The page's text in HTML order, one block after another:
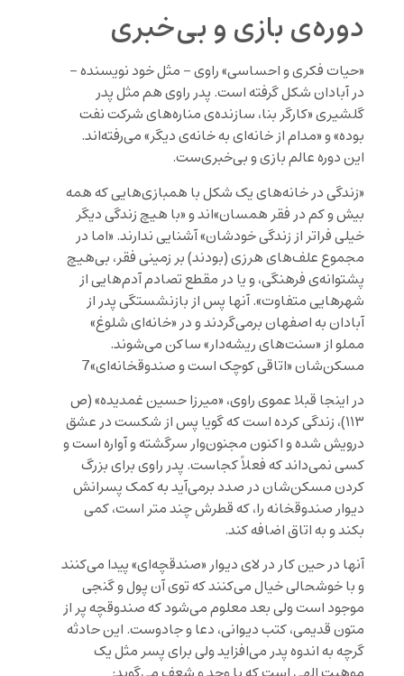
دوره‌ی بازی و بی‌خبری
«حیات فکری و احساسی» راوی – مثل خود نویسنده –
در آبادان شکل گرفته است. پدر راوی هم مثل پدر
گلشیری «کارگر بنا، سازنده‌ی مناره‌های شرکت نفت
بوده» و «مدام از خانه‌ای به خانه‌ی دیگر» می‌رفته‌اند.
این دوره عالم بازی و بی‌خبری‌ست.
«زندگی در خانه‌های یک شکل با همبازی‌هایی که همه
بیش و کم در فقر همسان»اند و «با هیچ زندگی دیگر
خیلی فراتر از زندگی خودشان» آشنایی ندارند. «اما در
مجموع علف‌های هرزی (بودند) بر زمینی فقر، بی‌هیچ
پشتوانه‌ی فرهنگی، و یا در مقطع تصادم آدم‌هایی از
شهرهایی متفاوت». آنها پس از بازنشستگی پدر از
آبادان به اصفهان برمی‌گردند و در «خانه‌ای شلوغ»
مملو از «سنت‌های ریشه‌دار» ساکن می‌شوند.
مسکن‌شان «اتاقی کوچک است و صندوقخانه‌ای»7
در اینجا قبلا عموی راوی، «میرزا حسین غمدیده» (ص
۱۱۳)، زندگی کرده است که گویا پس از شکست در عشق
درویش شده و اکنون مجنون‌وار سرگشته و آواره است و
کسی نمی‌داند که فعلاً کجاست. پدر راوی برای بزرگ
کردن مسکن‌شان در صدد برمی‌آید به کمک پسرانش
دیوار صندوقخانه را، که قطرش چند متر است، کمی
بکند و به اتاق اضافه کند.
آنها در حین کار در لای دیوار «صندقچه‌ای» پیدا می‌کنند
و با خوشحالی خیال می‌کنند که توی آن پول و گنجی
موجود است ولی بعد معلوم می‌شود که صندوقچه پر از
متون قدیمی، کتب دیوانی، دعا و جادوست. این حادثه
گرچه به اندوه پدر می‌افزاید ولی برای پسر مثل یک